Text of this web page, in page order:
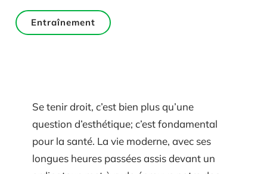
Entraînement
Se tenir droit, c’est bien plus qu’une
question d’esthétique; c’est fondamental
pour la santé. La vie moderne, avec ses
longues heures passées assis devant un